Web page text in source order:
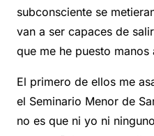
subconsciente se
van a ser capaces de
que me he puesto manos
El primero de ellos me
el Seminario Menor de
no es que ni yo ni